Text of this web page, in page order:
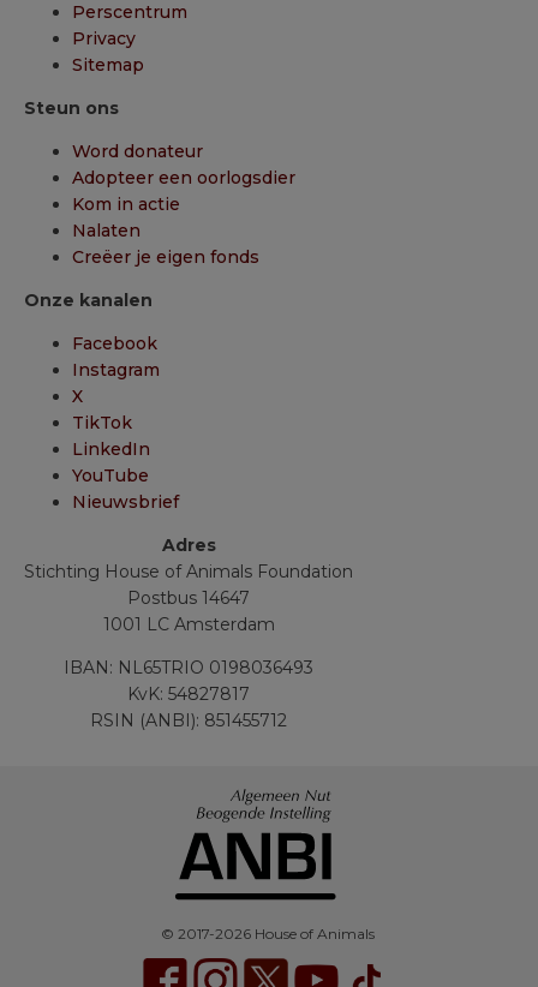
Perscentrum
Privacy
Sitemap
Steun ons
Word donateur
Adopteer een oorlogsdier
Kom in actie
Nalaten
Creëer je eigen fonds
Onze kanalen
Facebook
Instagram
X
TikTok
LinkedIn
YouTube
Nieuwsbrief
Adres
Stichting House of Animals Foundation
Postbus 14647
1001 LC Amsterdam
IBAN: NL65TRIO 0198036493
KvK: 54827817
RSIN (ANBI): 851455712
© 2017-2026 House of Animals